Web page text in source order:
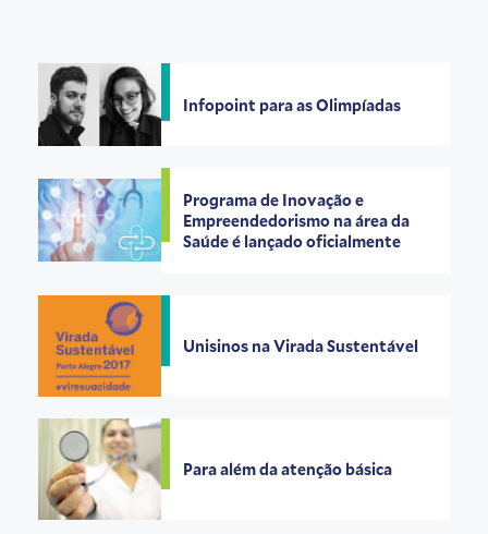
Infopoint para as Olimpíadas
Programa de Inovação e
Empreendedorismo na área da
Saúde é lançado oficialmente
Unisinos na Virada Sustentável
Para além da atenção básica